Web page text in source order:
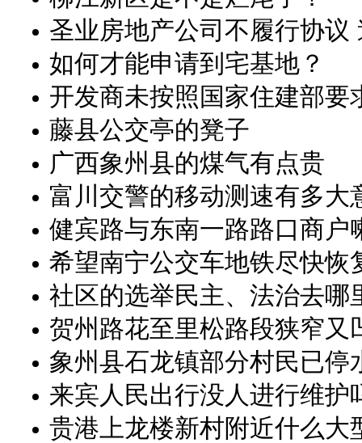
圣业房地产公司不履行协
如何才能申请到宅基地？
开发商未按照国家住建部
藤县公交亭的凳子
广西象州县的煤气有点贵
富川交警的移动测速有多大
健宾路与东南一路路口商户
希望南宁公交车地铁尽快恢
社区的选举民主、法治去哪
贺州路花至里松路段狭窄又
象州县石龙镇部分村民已停
来宾人民出行没人进行维护
贵港上龙楼新村附近什么大